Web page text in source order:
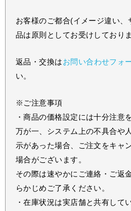
お客様のご都合(イメージ違い、
品は原則としてお受けしており
返品・交換はお問い合わせフォ
い。
※ご注意事項
・商品の価格設定には十分注意
万が一、システム上の不具合や
示があった場合、ご注文をキャ
場合がございます。
その際は速やかにご連絡・ご返
らかじめご了承ください。
・在庫状況は実店舗と共有して